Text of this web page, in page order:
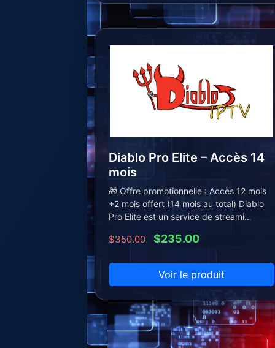
Diablo Pro Elite – Accès 14
mois
🎁 Offre promotionnelle : Accès 12 mois
+2 mois offert (14 mois au total) Diablo
Pro Elite est un service de streami…
$350.00 $235.00
Voir le produit